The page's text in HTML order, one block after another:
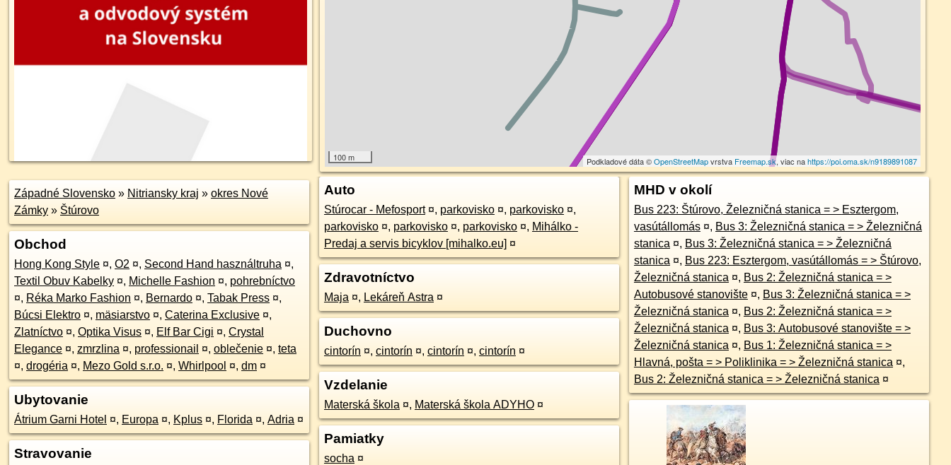
100 m Podkladové dáta ©OpenStreetMapvrstva Freemap.sk, viac nahttps://poi.oma.sk/n9189891087
Západné Slovensko » Nitriansky kraj » okres Nové
Zámky » Štúrovo
Obchod
Hong Kong Style ¤, O2 ¤, Second Hand használtruha ¤,
Textil Obuv Kabelky ¤, Michelle Fashion ¤, pohrebníctvo
¤, Réka Marko Fashion ¤, Bernardo ¤, Tabak Press ¤,
Búcsi Elektro ¤, mäsiarstvo ¤, Caterina Exclusive ¤,
Zlatníctvo ¤, Optika Visus ¤, Elf Bar Cigi ¤, Crystal
Elegance ¤, zmrzlina ¤, professionail ¤, oblečenie ¤, teta
¤, drogéria ¤, Mezo Gold s.r.o. ¤, Whirlpool ¤, dm ¤
Ubytovanie
Átrium Garni Hotel ¤, Europa ¤, Kplus ¤, Florida ¤, Adria ¤
Stravovanie
Auto
Stúrocar - Mefosport ¤, parkovisko ¤, parkovisko ¤,
parkovisko ¤, parkovisko ¤, parkovisko ¤, Mihálko -
Predaj a servis bicyklov [mihalko.eu] ¤
Zdravotníctvo
Maja ¤, Lekáreň Astra ¤
Duchovno
cintorín ¤, cintorín ¤, cintorín ¤, cintorín ¤
Vzdelanie
Materská škola ¤, Materská škola ADYHO ¤
Pamiatky
socha ¤
MHD v okolí
Bus 223: Štúrovo, Železničná stanica = > Esztergom,
vasútállomás ¤, Bus 3: Železničná stanica = > Železničná
stanica ¤, Bus 3: Železničná stanica = > Železničná
stanica ¤, Bus 223: Esztergom, vasútállomás = > Štúrovo,
Železničná stanica ¤, Bus 2: Železničná stanica = >
Autobusové stanovište ¤, Bus 3: Železničná stanica = >
Železničná stanica ¤, Bus 2: Železničná stanica = >
Železničná stanica ¤, Bus 3: Autobusové stanovište = >
Železničná stanica ¤, Bus 1: Železničná stanica = >
Hlavná, pošta = > Poliklinika = > Železničná stanica ¤,
Bus 2: Železničná stanica = > Železničná stanica ¤